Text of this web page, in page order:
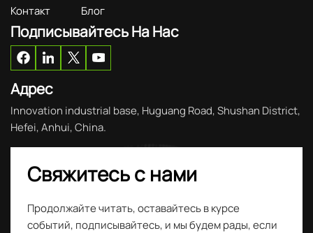
Контакт
Блог
Подписывайтесь На Нас
Адрес
Innovation industrial base, Huguang Road, Shushan District,
Hefei, Anhui, China.
Свяжитесь с нами
Продолжайте читать, оставайтесь в курсе
событий, подписывайтесь, и мы будем рады, если